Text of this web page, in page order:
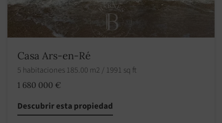
Casa Ars-en-Ré
5 habitaciones 185.00 m2 / 1991 sq ft
1 680 000 €
Descubrir esta propiedad